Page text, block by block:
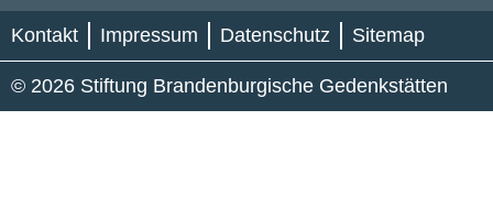
Kontakt Impressum Datenschutz Sitemap
© 2026 Stiftung Brandenburgische Gedenkstätten